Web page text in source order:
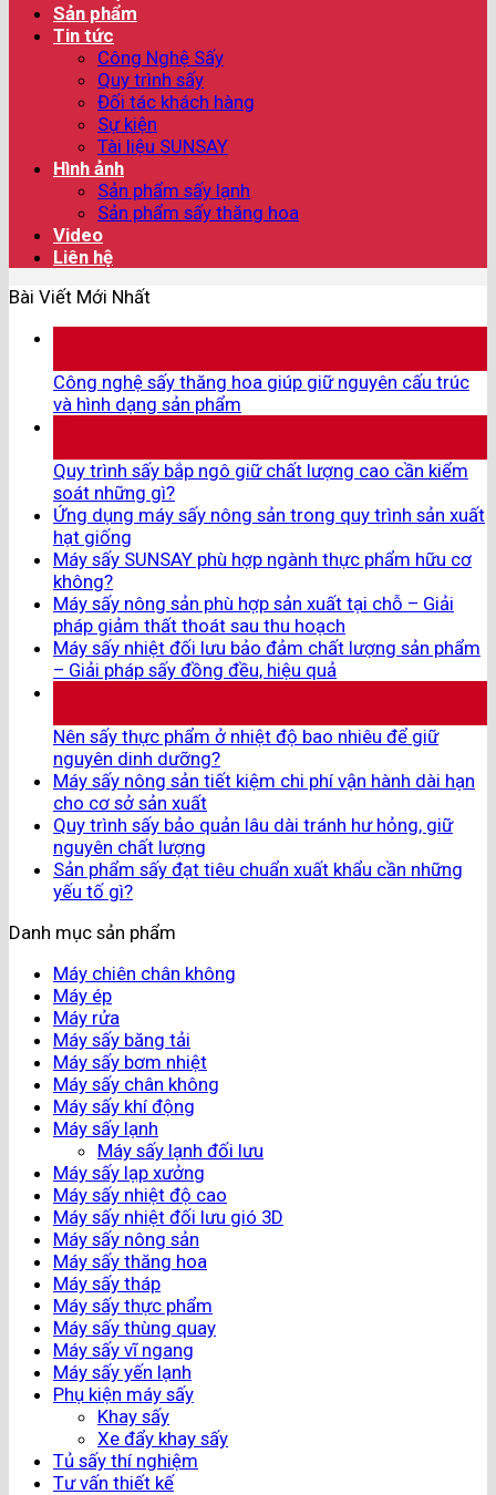
Sản phẩm
Tin tức
Công Nghệ Sấy
Quy trình sấy
Đối tác khách hàng
Sự kiện
Tài liệu SUNSAY
Hình ảnh
Sản phẩm sấy lạnh
Sản phẩm sấy thăng hoa
Video
Liên hệ
Bài Viết Mới Nhất
Công nghệ sấy thăng hoa giúp giữ nguyên cấu trúc
và hình dạng sản phẩm
Quy trình sấy bắp ngô giữ chất lượng cao cần kiểm
soát những gì?
Ứng dụng máy sấy nông sản trong quy trình sản xuất
hạt giống
Máy sấy SUNSAY phù hợp ngành thực phẩm hữu cơ
không?
Máy sấy nông sản phù hợp sản xuất tại chỗ – Giải
pháp giảm thất thoát sau thu hoạch
Máy sấy nhiệt đối lưu bảo đảm chất lượng sản phẩm
– Giải pháp sấy đồng đều, hiệu quả
Nên sấy thực phẩm ở nhiệt độ bao nhiêu để giữ
nguyên dinh dưỡng?
Máy sấy nông sản tiết kiệm chi phí vận hành dài hạn
cho cơ sở sản xuất
Quy trình sấy bảo quản lâu dài tránh hư hỏng, giữ
nguyên chất lượng
Sản phẩm sấy đạt tiêu chuẩn xuất khẩu cần những
yếu tố gì?
Danh mục sản phẩm
Máy chiên chân không
Máy ép
Máy rửa
Máy sấy băng tải
Máy sấy bơm nhiệt
Máy sấy chân không
Máy sấy khí động
Máy sấy lạnh
Máy sấy lạnh đối lưu
Máy sấy lạp xưởng
Máy sấy nhiệt độ cao
Máy sấy nhiệt đối lưu gió 3D
Máy sấy nông sản
Máy sấy thăng hoa
Máy sấy tháp
Máy sấy thực phẩm
Máy sấy thùng quay
Máy sấy vĩ ngang
Máy sấy yến lạnh
Phụ kiện máy sấy
Khay sấy
Xe đẩy khay sấy
Tủ sấy thí nghiệm
Tư vấn thiết kế